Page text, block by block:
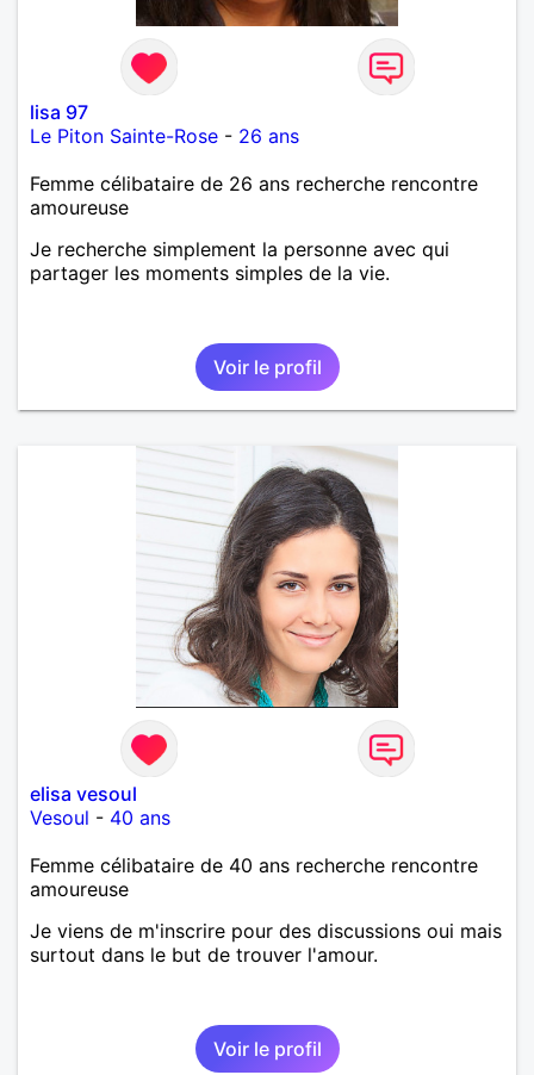
lisa 97
Le Piton Sainte-Rose - 26 ans
Femme célibataire de 26 ans recherche rencontre
amoureuse
Je recherche simplement la personne avec qui
partager les moments simples de la vie.
Voir le profil
elisa vesoul
Vesoul - 40 ans
Femme célibataire de 40 ans recherche rencontre
amoureuse
Je viens de m'inscrire pour des discussions oui mais
surtout dans le but de trouver l'amour.
Voir le profil